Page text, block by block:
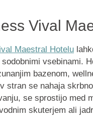
Vival
Maestral Hotelu
vsebinami.
bazenom,
stran se nahaja
se sprostijo med
skuterjem ali